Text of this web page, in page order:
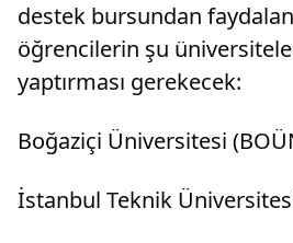
destek bursundan
öğrencilerin şu
yaptırması gerekecek:
Boğaziçi Üniversitesi
İstanbul Teknik